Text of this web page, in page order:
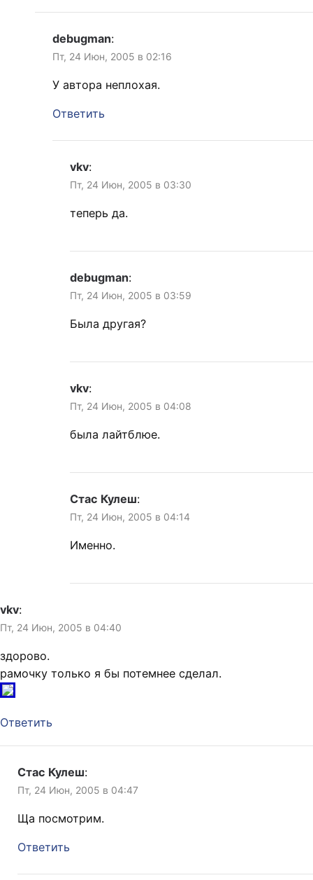
debugman:
Пт, 24 Июн, 2005 в 02:16
У автора неплохая.
Ответить
vkv:
Пт, 24 Июн, 2005 в 03:30
теперь да.
debugman:
Пт, 24 Июн, 2005 в 03:59
Была другая?
vkv:
Пт, 24 Июн, 2005 в 04:08
была лайтблюе.
Стас Кулеш:
Пт, 24 Июн, 2005 в 04:14
Именно.
vkv:
Пт, 24 Июн, 2005 в 04:40
здорово.
рамочку только я бы потемнее сделал.
Ответить
Стас Кулеш:
Пт, 24 Июн, 2005 в 04:47
Ща посмотрим.
Ответить